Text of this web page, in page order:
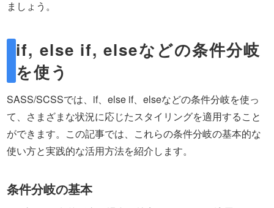
ましょう。
if, else if, elseなどの条件分岐
を使う
SASS/SCSSでは、if、else if、elseなどの条件分岐を使っ
て、さまざまな状況に応じたスタイリングを適用すること
ができます。この記事では、これらの条件分岐の基本的な
使い方と実践的な活用方法を紹介します。
条件分岐の基本